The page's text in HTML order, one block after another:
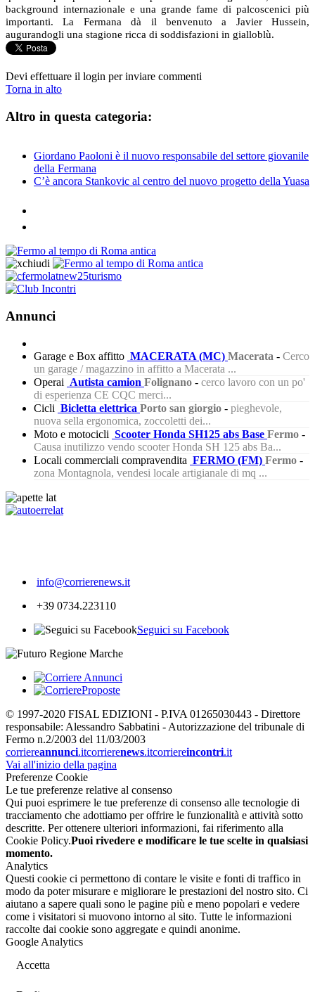
background internazionale e una grande fame di palcoscenici più
importanti. La Fermana dà il benvenuto a Javier Hussein,
augurandogli una stagione ricca di soddisfazioni in gialloblù.
Devi effettuare il login per inviare commenti
Torna in alto
Altro in questa categoria:
Giordano Paoloni è il nuovo responsabile del settore giovanile
della Fermana
C’è ancora Stankovic al centro del nuovo progetto della Yuasa
Annunci
Garage e Box affitto MACERATA (MC) Macerata - Cerco
un garage / magazzino in affitto a Macerata ...
Operai Autista camion Folignano - cerco lavoro con un po'
di esperienza CE CQC merci...
Cicli Bicletta elettrica Porto san giorgio - pieghevole,
nuova sella ergonomica, zoccoletti dei...
Moto e motocicli Scooter Honda SH125 abs Base Fermo -
Causa inutilizzo vendo scooter Honda SH 125 abs Ba...
Locali commerciali compravendita FERMO (FM) Fermo -
zona Montagnola, vendesi locale artigianale di mq ...
info@corrierenews.it
+39 0734.223110
Seguici su Facebook
© 1997-2020 FISAL EDIZIONI - P.IVA 01265030443 - Direttore
responsabile: Alessandro Sabbatini - Autorizzazione del tribunale di
Fermo n.2/2003 del 11/03/2003
corriereannunci.itcorrierenews.itcorriereincontri.it
Vai all'inizio della pagina
Preferenze Cookie
Le tue preferenze relative al consenso
Qui puoi esprimere le tue preferenze di consenso alle tecnologie di
tracciamento che adottiamo per offrire le funzionalità e attività sotto
descritte. Per ottenere ulteriori informazioni, fai riferimento alla
Cookie Policy.Puoi rivedere e modificare le tue scelte in qualsiasi
momento.
Analytics
Questi cookie ci permettono di contare le visite e fonti di traffico in
modo da poter misurare e migliorare le prestazioni del nostro sito. Ci
aiutano a sapere quali sono le pagine più e meno popolari e vedere
come i visitatori si muovono intorno al sito. Tutte le informazioni
raccolte dai cookie sono aggregate e quindi anonime.
Google Analytics
Accetta